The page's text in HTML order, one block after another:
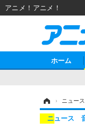
ホーム
› ニュース
ニュース
アニメ！アニメ！